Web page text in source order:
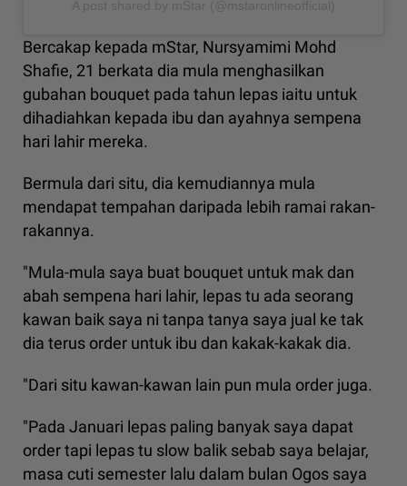
A post shared by mStar (@mstaronlineofficial)
Bercakap kepada mStar, Nursyamimi Mohd
Shafie, 21 berkata dia mula menghasilkan
gubahan bouquet pada tahun lepas iaitu untuk
dihadiahkan kepada ibu dan ayahnya sempena
hari lahir mereka.
Bermula dari situ, dia kemudiannya mula
mendapat tempahan daripada lebih ramai rakan-
rakannya.
"Mula-mula saya buat bouquet untuk mak dan
abah sempena hari lahir, lepas tu ada seorang
kawan baik saya ni tanpa tanya saya jual ke tak
dia terus order untuk ibu dan kakak-kakak dia.
"Dari situ kawan-kawan lain pun mula order juga.
"Pada Januari lepas paling banyak saya dapat
order tapi lepas tu slow balik sebab saya belajar,
masa cuti semester lalu dalam bulan Ogos saya